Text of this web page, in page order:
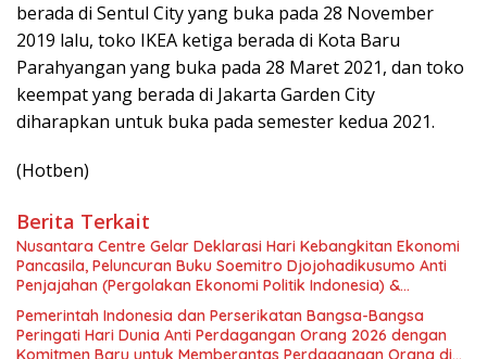
berada di Sentul City yang buka pada 28 November
2019 lalu, toko IKEA ketiga berada di Kota Baru
Parahyangan yang buka pada 28 Maret 2021, dan toko
keempat yang berada di Jakarta Garden City
diharapkan untuk buka pada semester kedua 2021.
(Hotben)
Berita Terkait
Nusantara Centre Gelar Deklarasi Hari Kebangkitan Ekonomi
Pancasila, Peluncuran Buku Soemitro Djojohadikusumo Anti
Penjajahan (Pergolakan Ekonomi Politik Indonesia) &
Simposium Nasional “Urgensi Undang-Undang Perekonomian
Nasional dan Kesejahteraan Sosial dalam Menata Bangsa
Menuju Indonesia Emas 2045”,
Pemerintah Indonesia dan Perserikatan Bangsa-Bangsa
Peringati Hari Dunia Anti Perdagangan Orang 2026 dengan
Komitmen Baru untuk Memberantas Perdagangan Orang di